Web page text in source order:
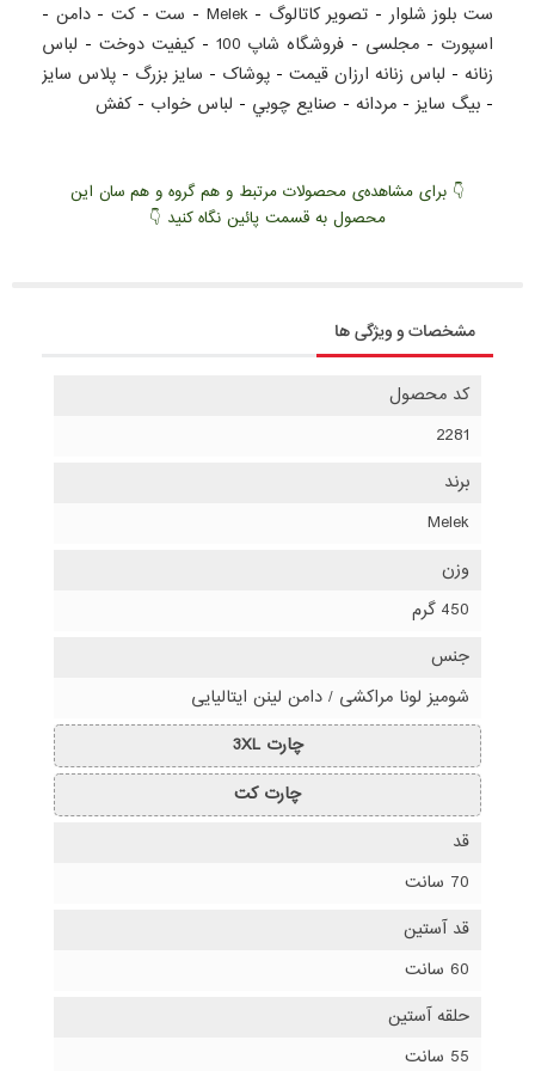
ست بلوز شلوار - تصویر کاتالوگ -
Melek
- ست-کت -دامن -
اسپورت - مجلسی - فروشگاه شاپ 100 -کيفيت دوخت - لباس
زنانه - لباس زنانه ارزان قيمت - پوشاک - سايز بزرگ - پلاس سايز
- بيگ سايز - مردانه - صنايع چوبي - لباس خواب -کفش
👇 برای مشاهده‌ی محصولات مرتبط و هم گروه و هم سان این
محصول به قسمت پائین نگاه کنید 👇
مشخصات و ویژگی ها
کد محصول
2281
برند
Melek
وزن
450 گرم
جنس
شومیز لونا مراکشی / دامن لینن ایتالیایی
چارت 3XL
چارت کت
قد
70 سانت
قد آستین
60 سانت
حلقه آستین
55 سانت